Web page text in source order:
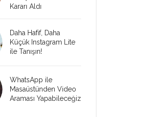
Kararı Aldı
Daha Hafif, Daha
Küçük Instagram Lite
ile Tanışın!
WhatsApp ile
Masaüstünden Video
Araması Yapabileceğiz